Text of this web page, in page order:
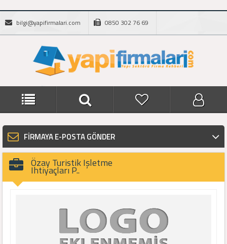
bilgi@yapifirmalari.com 0850 302 76 69
FİRMAYA E-POSTA GÖNDER
Özay Turistik Işletme
Ihtiyaçları P..